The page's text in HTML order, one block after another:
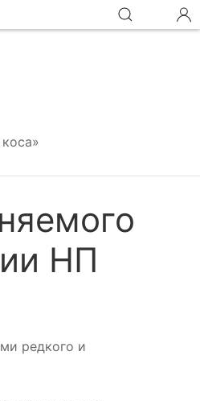
НП
редкого и